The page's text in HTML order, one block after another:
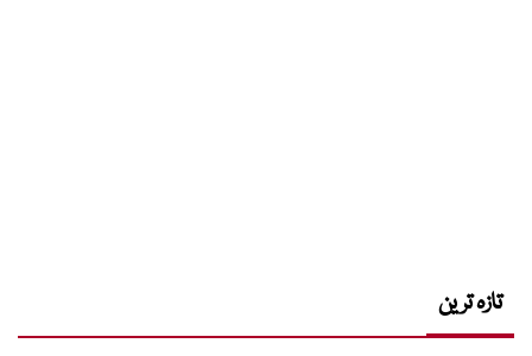
تازہ ترین